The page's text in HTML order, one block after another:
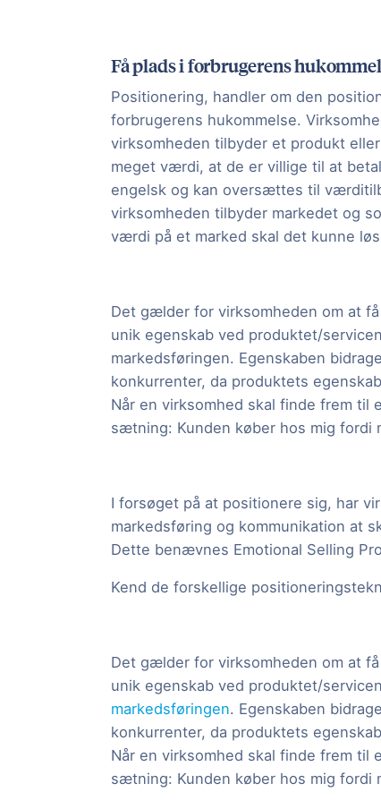
Få plads i forbrugerens
Positionering, handler om den
forbrugerens hukommelse.
virksomheden tilbyder et produkt
meget værdi, at de er villige til at
engelsk og kan oversættes til
virksomheden tilbyder markedet og
værdi på et marked skal det kunne
Det gælder for virksomheden om at
unik egenskab ved produktet/
markedsføringen. Egenskaben
konkurrenter, da produktets
Når en virksomhed skal finde frem
sætning: Kunden køber hos mig fordi
I forsøget på at positionere sig, har
markedsføring og kommunikation at
Dette benævnes Emotional Selling
Kend de forskellige
Det gælder for virksomheden om at
unik egenskab ved produktet/
markedsføringen. Egenskaben
konkurrenter, da produktets
Når en virksomhed skal finde frem
sætning: Kunden køber hos mig fordi